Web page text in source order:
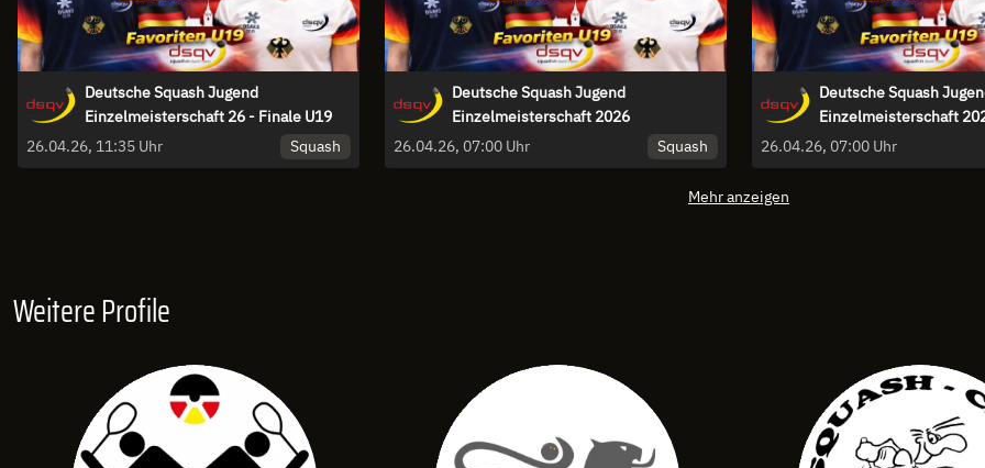
Deutsche Squash Jugend
Einzelmeisterschaft 26 - Finale U19
26.04.26, 11:35 Uhr
Squash
Deutsche Squash Jugend
Einzelmeisterschaft 2026
26.04.26, 07:00 Uhr
Squash
Deutsche Squash
Einzelmeisterschaft
26.04.26, 07:00 Uhr
Mehr anzeigen
Weitere Profile